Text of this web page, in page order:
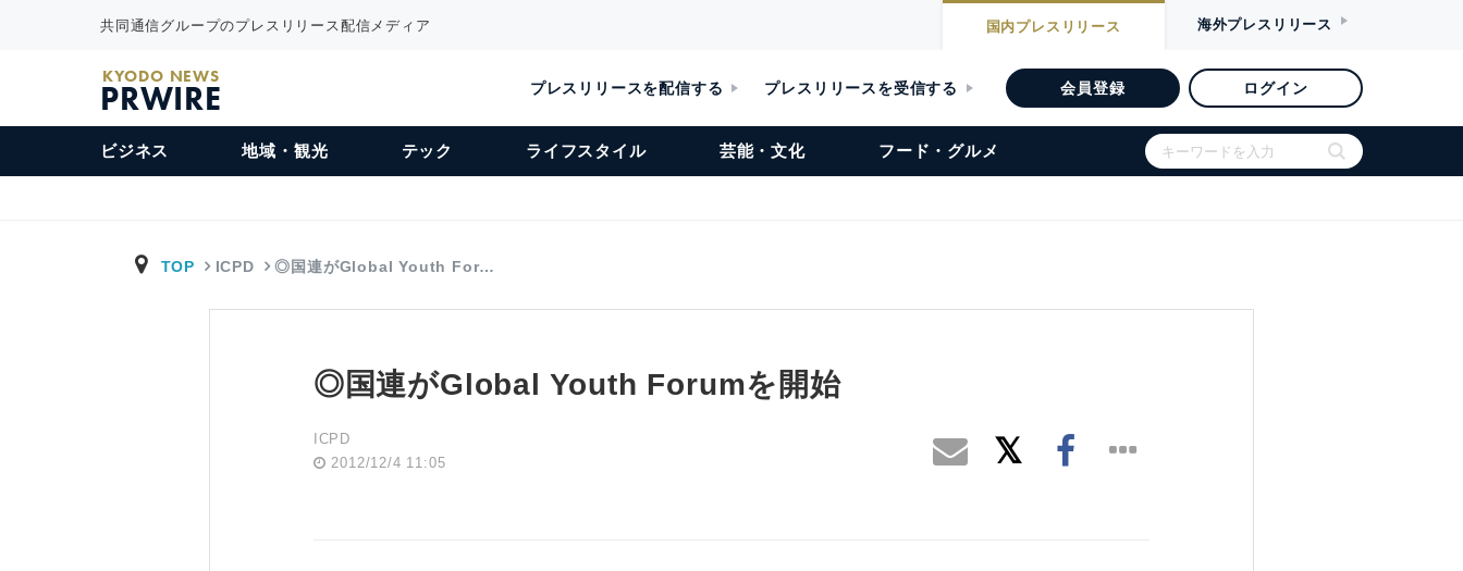
共同通信グループのプレスリリース配信メディア 国内プレスリリース 海外プレスリリース
KYODO NEWS
PRWIRE プレスリリースを配信する プレスリリースを受信する 会員登録 ログイン
ビジネス 地域・観光 テック ライフスタイル 芸能・文化 フード・グルメ
TOP ICPD ◎国連がGlobal Youth For…
◎国連がGlobal Youth Forumを開始
ICPD
2012/12/4 11:05